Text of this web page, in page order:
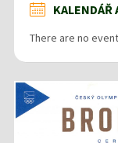
KALENDÁŘ
There are no